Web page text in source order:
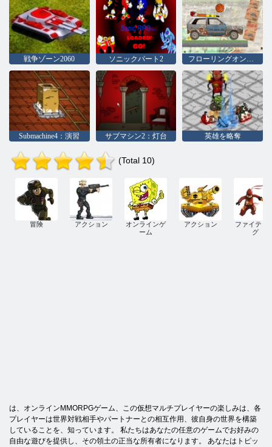
戦争ゾーン2060 ソニックパート2 フローリングオンライン
Submachine4：演習 サブマシン2：灯台 英雄を略奪
(Total 10)
冒険 アクション
オンラインゲ
ーム
アクション
ファイティ
グ
は、オンラインMMORPGゲーム、この仮想マルチプレイヤーの楽しみは、各
プレイヤーは世界対戦相手やパートナーとの相互作用、彼自身の世界を構築
していることを、知っています。 私たちはあなたの任意のゲームでお好みの
自由な遊びを提供し、その領土の正当な所有者になります。 あなたはトピッ